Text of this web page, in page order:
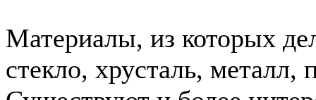
Материалы, из которых
стекло, хрусталь, металл,